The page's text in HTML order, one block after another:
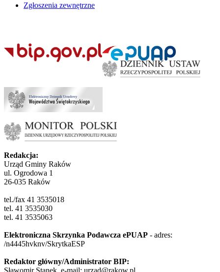
Zgłoszenia zewnętrzne
Redakcja:
Urząd Gminy Raków
ul. Ogrodowa 1
26-035 Raków
tel./fax 41 3535018
tel. 41 3535030
tel. 41 3535063
Elektroniczna Skrzynka Podawcza ePUAP - adres:
/n4445hvknv/SkrytkaESP
Redaktor główny/Administrator BIP:
Sławomir Stanek, e-mail: urzad@rakow.pl